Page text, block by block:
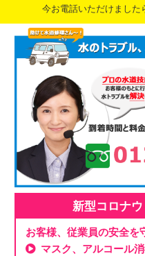
今お電話いただけました
新型コロナ
お客様、従業員の安全を
マスク、アルコール